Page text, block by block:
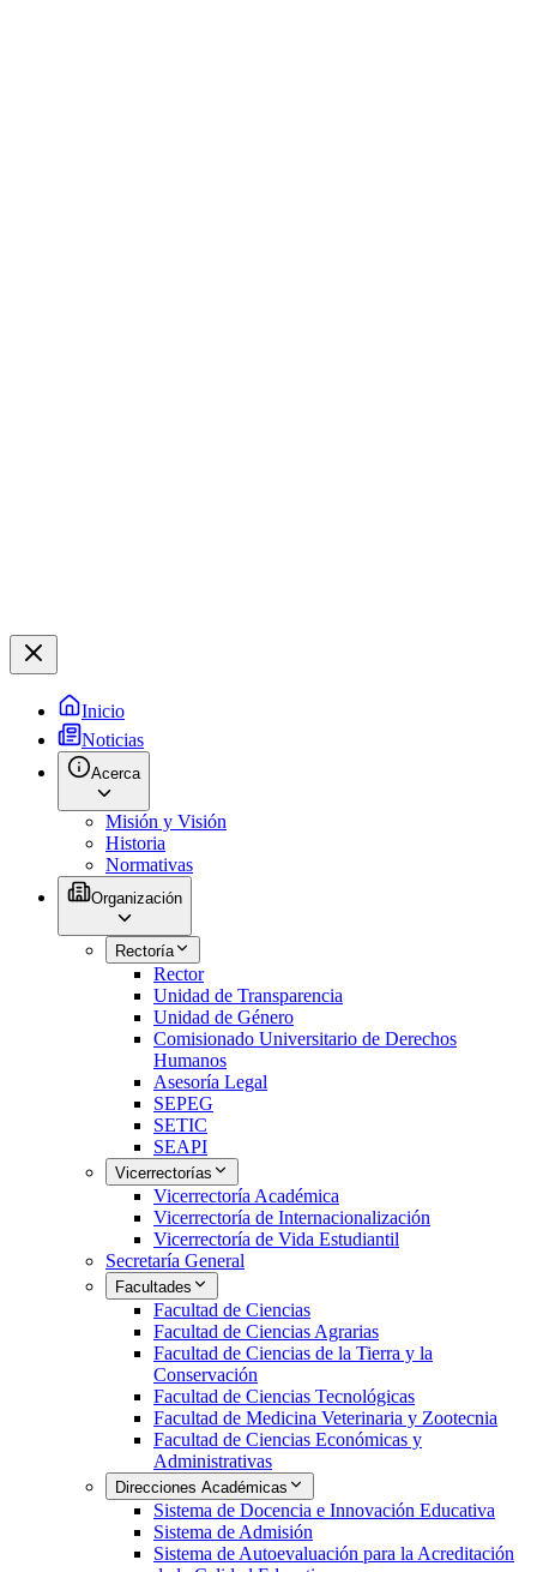
Inicio
Noticias
Acerca
Misión y Visión
Historia
Normativas
Organización
Rectoría
Rector
Unidad de Transparencia
Unidad de Género
Comisionado Universitario de Derechos
Humanos
Asesoría Legal
SEPEG
SETIC
SEAPI
Vicerrectorías
Vicerrectoría Académica
Vicerrectoría de Internacionalización
Vicerrectoría de Vida Estudiantil
Secretaría General
Facultades
Facultad de Ciencias
Facultad de Ciencias Agrarias
Facultad de Ciencias de la Tierra y la
Conservación
Facultad de Ciencias Tecnológicas
Facultad de Medicina Veterinaria y Zootecnia
Facultad de Ciencias Económicas y
Administrativas
Direcciones Académicas
Sistema de Docencia e Innovación Educativa
Sistema de Admisión
Sistema de Autoevaluación para la Acreditación